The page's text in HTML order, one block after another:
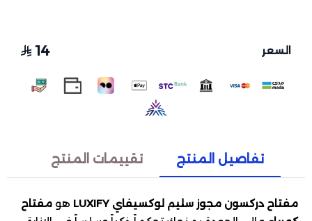
السعر 14
تفاصيل المنتج تقييمات المنتج
مفتاح دركسون مجوز سليم لوكسيفاي LUXIFY هو مفتاح